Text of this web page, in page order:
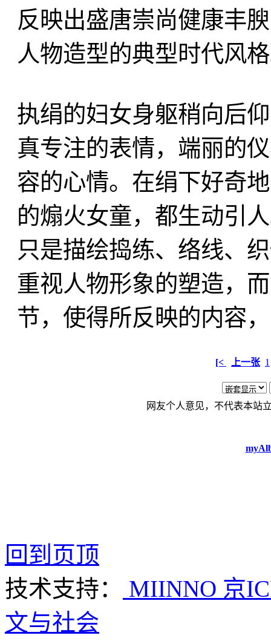
反映出盛唐崇尚健康丰
人物造型的典型时代风
执绢的妇女身躯稍向后
真专注的表情，端丽的
容的心情。在绢下好奇
的煽火女童，都生动引
只是描绘捣练、络线、
重视人物形象的塑造，
节，使得所反映的内容
[< 上一张 1
网友个人意见，不代表本站
回到页顶
技术支持：
MIINNO 京
文与社会